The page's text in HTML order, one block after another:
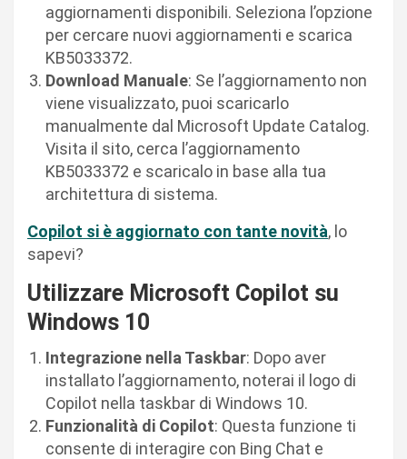
aggiornamenti disponibili. Seleziona l’opzione
per cercare nuovi aggiornamenti e scarica
KB5033372.
Download Manuale: Se l’aggiornamento non
viene visualizzato, puoi scaricarlo
manualmente dal Microsoft Update Catalog.
Visita il sito, cerca l’aggiornamento
KB5033372 e scaricalo in base alla tua
architettura di sistema.
Copilot si è aggiornato con tante novità, lo
sapevi?
Utilizzare Microsoft Copilot su
Windows 10
Integrazione nella Taskbar: Dopo aver
installato l’aggiornamento, noterai il logo di
Copilot nella taskbar di Windows 10.
Funzionalità di Copilot: Questa funzione ti
consente di interagire con Bing Chat e